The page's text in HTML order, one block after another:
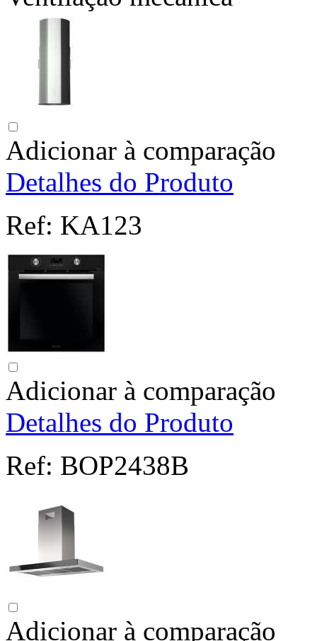
Adicionar à comparação
Detalhes do Produto
Ref: KA123
Adicionar à comparação
Detalhes do Produto
Ref: BOP2438B
Adicionar à comparação